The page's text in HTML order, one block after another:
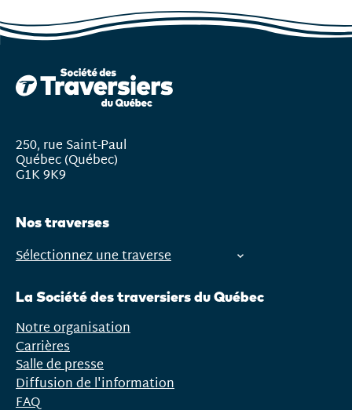
250, rue Saint-Paul
Québec (Québec)
G1K 9K9
Nos traverses
Ouvrir
menu
Sélectionnez une traverse
La Société des traversiers du Québec
Notre organisation
Carrières
Salle de presse
Diffusion de l'information
FAQ